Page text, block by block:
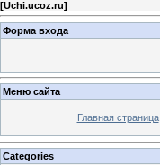
[Uchi.ucoz.ru]
Форма входа
Меню сайта
Главная страница
Categories